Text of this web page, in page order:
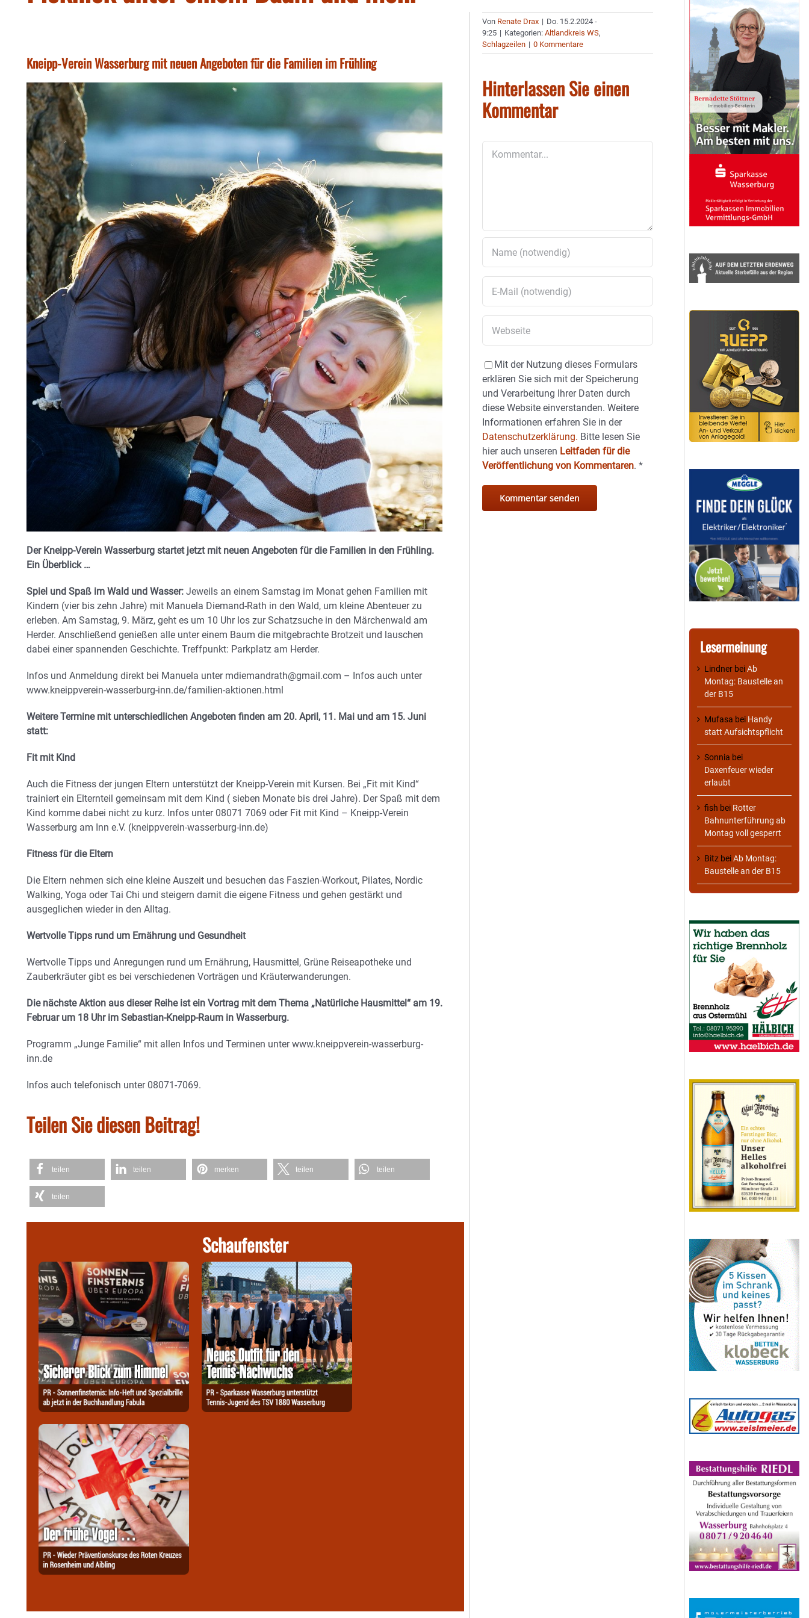
Kneipp-Verein Wasserburg mit neuen Angeboten für die Familien im Frühling
Der Kneipp-Verein Wasserburg startet jetzt mit neuen Angeboten für die Familien in den Frühling.
Ein Überblick …
Spiel und Spaß im Wald und Wasser: Jeweils an einem Samstag im Monat gehen Familien mit
Kindern (vier bis zehn Jahre) mit Manuela Diemand-Rath in den Wald, um kleine Abenteuer zu
erleben. Am Samstag, 9. März, geht es um 10 Uhr los zur Schatzsuche in den Märchenwald am
Herder. Anschließend genießen alle unter einem Baum die mitgebrachte Brotzeit und lauschen
dabei einer spannenden Geschichte. Treffpunkt: Parkplatz am Herder.
Infos und Anmeldung direkt bei Manuela unter mdiemandrath@gmail.com – Infos auch unter
www.kneippverein-wasserburg-inn.de/familien-aktionen.html
Weitere Termine mit unterschiedlichen Angeboten finden am 20. April, 11. Mai und am 15. Juni
statt:
Fit mit Kind
Auch die Fitness der jungen Eltern unterstützt der Kneipp-Verein mit Kursen. Bei „Fit mit Kind“
trainiert ein Elternteil gemeinsam mit dem Kind ( sieben Monate bis drei Jahre). Der Spaß mit dem
Kind komme dabei nicht zu kurz. Infos unter 08071 7069 oder Fit mit Kind – Kneipp-Verein
Wasserburg am Inn e.V. (kneippverein-wasserburg-inn.de)
Fitness für die Eltern
Die Eltern nehmen sich eine kleine Auszeit und besuchen das Faszien-Workout, Pilates, Nordic
Walking, Yoga oder Tai Chi und steigern damit die eigene Fitness und gehen gestärkt und
ausgeglichen wieder in den Alltag.
Wertvolle Tipps rund um Ernährung und Gesundheit
Wertvolle Tipps und Anregungen rund um Ernährung, Hausmittel, Grüne Reiseapotheke und
Zauberkräuter gibt es bei verschiedenen Vorträgen und Kräuterwanderungen.
Die nächste Aktion aus dieser Reihe ist ein Vortrag mit dem Thema „Natürliche Hausmittel“ am 19.
Februar um 18 Uhr im Sebastian-Kneipp-Raum in Wasserburg.
Programm „Junge Familie“ mit allen Infos und Terminen unter www.kneippverein-wasserburg-
inn.de
Infos auch telefonisch unter 08071-7069.
Teilen Sie diesen Beitrag!
teilen teilen merken teilen teilen
teilen
Schaufenster
Von Renate Drax | Do. 15.2.2024 -
9:25 | Kategorien:Altlandkreis WS,
Schlagzeilen | 0 Kommentare
Hinterlassen Sie einen
Kommentar
Mit der Nutzung dieses Formulars
erklären Sie sich mit der Speicherung
und Verarbeitung Ihrer Daten durch
diese Website einverstanden. Weitere
Informationen erfahren Sie in der
Datenschutzerklärung. Bitte lesen Sie
hier auch unseren Leitfaden für die
Veröffentlichung von Kommentaren.*
Lesermeinung
Lindner beiAb
Montag: Baustelle an
der B15
Mufasa bei Handy
statt Aufsichtspflicht
Sonnia bei
Daxenfeuer wieder
erlaubt
fish bei Rotter
Bahnunterführung ab
Montag voll gesperrt
Bitz beiAb Montag:
Baustelle an der B15